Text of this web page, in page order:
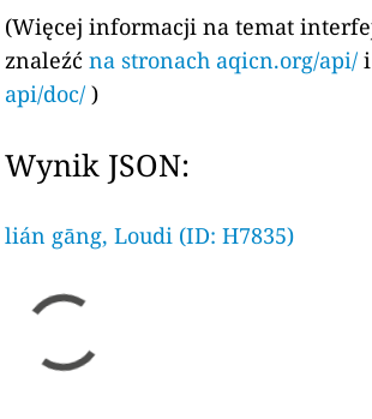
(Więcej informacji na temat
znaleźćna stronach aqicn.org/api/ i
api/doc/ )
Wynik JSON:
lián gāng, Loudi (ID: H7835)